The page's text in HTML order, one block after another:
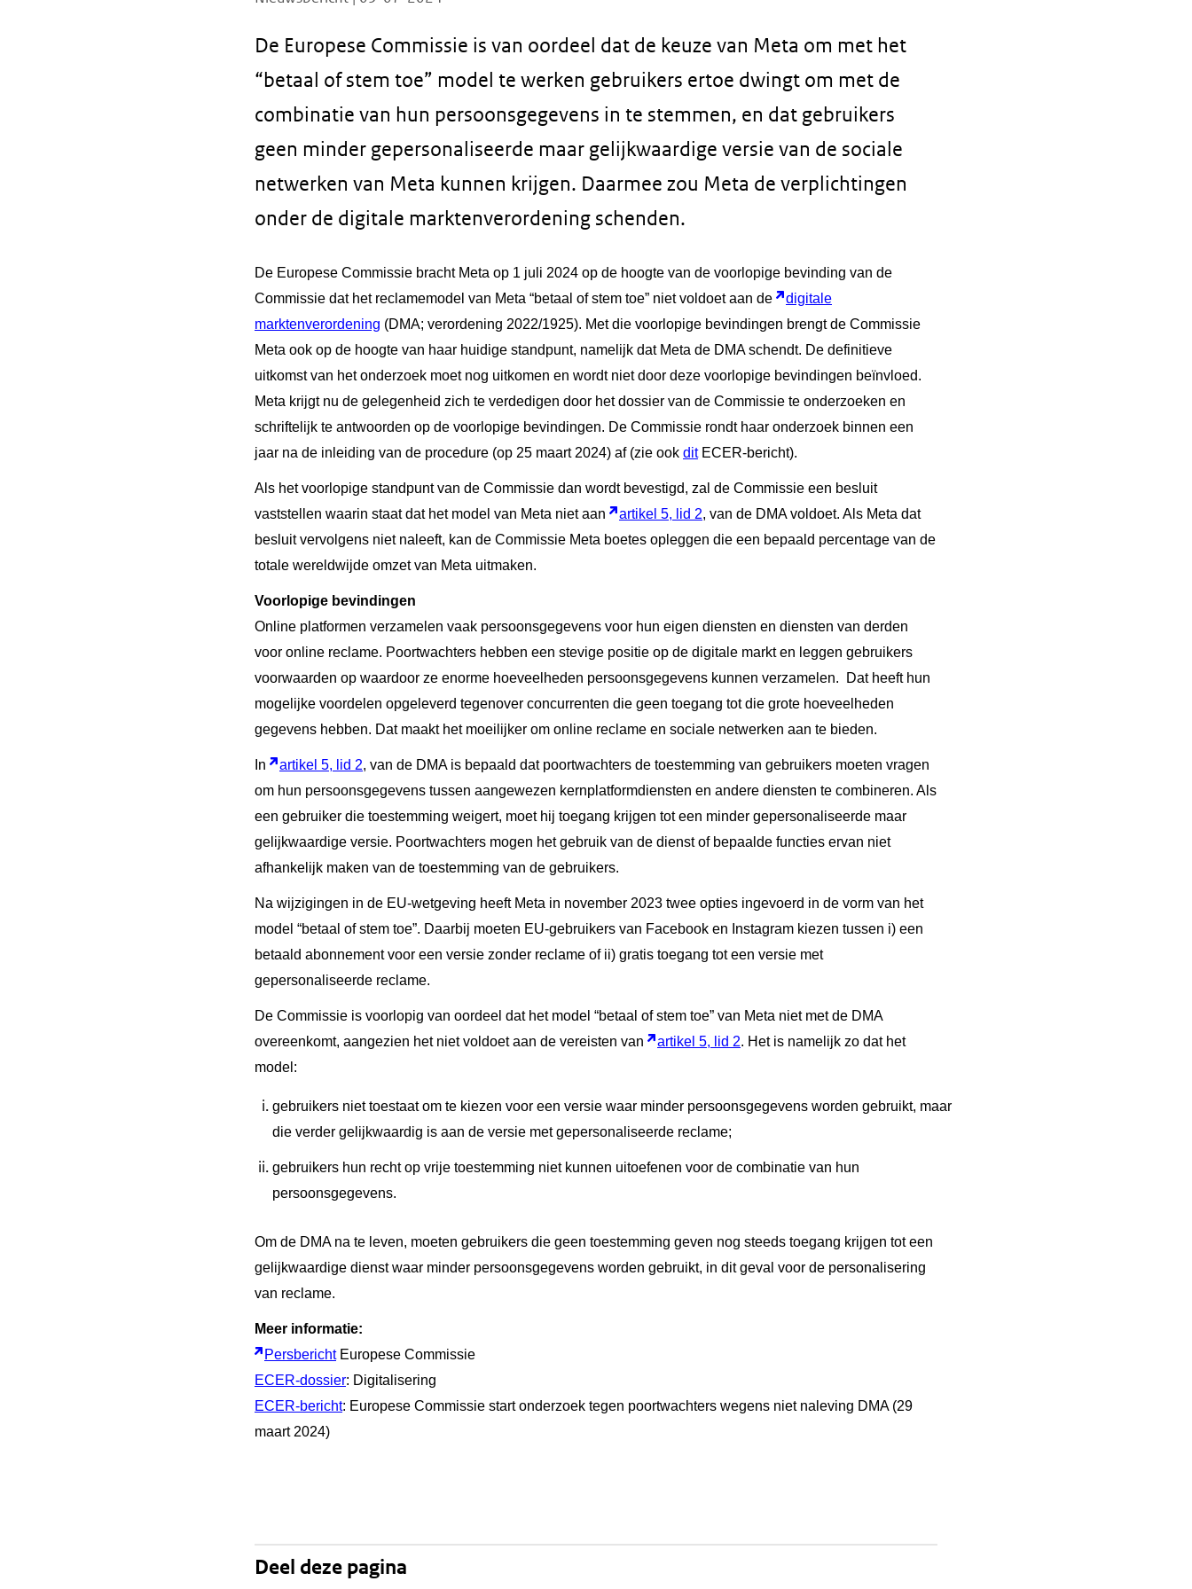
De Europese Commissie is van oordeel dat de keuze van Meta om met het
“betaal of stem toe” model te werken gebruikers ertoe dwingt om met de
combinatie van hun persoonsgegevens in te stemmen, en dat gebruikers
geen minder gepersonaliseerde maar gelijkwaardige versie van de sociale
netwerken van Meta kunnen krijgen. Daarmee zou Meta de verplichtingen
onder de digitale marktenverordening schenden.
De Europese Commissie bracht Meta op 1 juli 2024 op de hoogte van de voorlopige bevinding van de
Commissie dat het reclamemodel van Meta “betaal of stem toe” niet voldoet aan de
digitale
marktenverordening (DMA; verordening 2022/1925). Met die voorlopige bevindingen brengt de Commissie
Meta ook op de hoogte van haar huidige standpunt, namelijk dat Meta de DMA schendt. De definitieve
uitkomst van het onderzoek moet nog uitkomen en wordt niet door deze voorlopige bevindingen beïnvloed.
Meta krijgt nu de gelegenheid zich te verdedigen door het dossier van de Commissie te onderzoeken en
schriftelijk te antwoorden op de voorlopige bevindingen. De Commissie rondt haar onderzoek binnen een
jaar na de inleiding van de procedure (op 25 maart 2024) af (zie ook ditECER-bericht).
Als het voorlopige standpunt van de Commissie dan wordt bevestigd, zal de Commissie een besluit
vaststellen waarin staat dat het model van Meta niet aan
artikel 5, lid 2, van de DMA voldoet. Als Meta dat
besluit vervolgens niet naleeft, kan de Commissie Meta boetes opleggen die een bepaald percentage van de
totale wereldwijde omzet van Meta uitmaken.
Voorlopige bevindingen
Online platformen verzamelen vaak persoonsgegevens voor hun eigen diensten en diensten van derden
voor online reclame. Poortwachters hebben een stevige positie op de digitale markt en leggen gebruikers
voorwaarden op waardoor ze enorme hoeveelheden persoonsgegevens kunnen verzamelen. Dat heeft hun
mogelijke voordelen opgeleverd tegenover concurrenten die geen toegang tot die grote hoeveelheden
gegevens hebben. Dat maakt het moeilijker om online reclame en sociale netwerken aan te bieden.
In artikel 5, lid 2, van de DMA is bepaald dat poortwachters de toestemming van gebruikers moeten vragen
om hun persoonsgegevens tussen aangewezen kernplatformdiensten en andere diensten te combineren. Als
een gebruiker die toestemming weigert, moet hij toegang krijgen tot een minder gepersonaliseerde maar
gelijkwaardige versie. Poortwachters mogen het gebruik van de dienst of bepaalde functies ervan niet
afhankelijk maken van de toestemming van de gebruikers.
Na wijzigingen in de EU-wetgeving heeft Meta in november 2023 twee opties ingevoerd in de vorm van het
model “betaal of stem toe”. Daarbij moeten EU-gebruikers van Facebook en Instagram kiezen tussen i) een
betaald abonnement voor een versie zonder reclame of ii) gratis toegang tot een versie met
gepersonaliseerde reclame.
De Commissie is voorlopig van oordeel dat het model “betaal of stem toe” van Meta niet met de DMA
overeenkomt, aangezien het niet voldoet aan de vereisten van
artikel 5, lid 2. Het is namelijk zo dat het
model:
gebruikers niet toestaat om te kiezen voor een versie waar minder persoonsgegevens worden gebruikt, maar
die verder gelijkwaardig is aan de versie met gepersonaliseerde reclame;
gebruikers hun recht op vrije toestemming niet kunnen uitoefenen voor de combinatie van hun
persoonsgegevens.
Om de DMA na te leven, moeten gebruikers die geen toestemming geven nog steeds toegang krijgen tot een
gelijkwaardige dienst waar minder persoonsgegevens worden gebruikt, in dit geval voor de personalisering
van reclame.
Meer informatie:
PersberichtEuropese Commissie
ECER-dossier: Digitalisering
ECER-bericht: Europese Commissie start onderzoek tegen poortwachters wegens niet naleving DMA (29
maart 2024)
Deel deze pagina